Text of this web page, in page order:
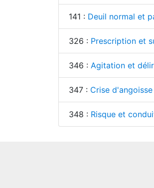
141 : Deuil normal et
326 : Prescription et
346 : Agitation et
347 : Crise
348 : Risque et